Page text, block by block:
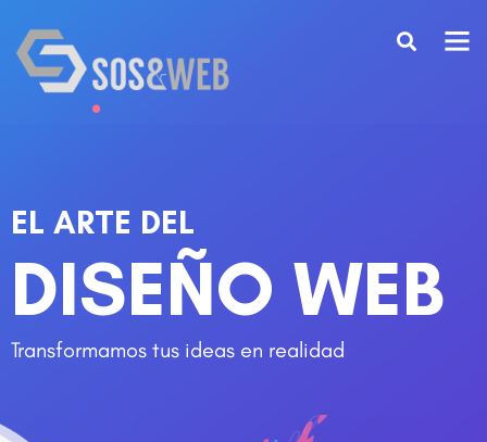
EL ARTE DEL
DISEÑO WEB
Transformamos tus ideas en realidad